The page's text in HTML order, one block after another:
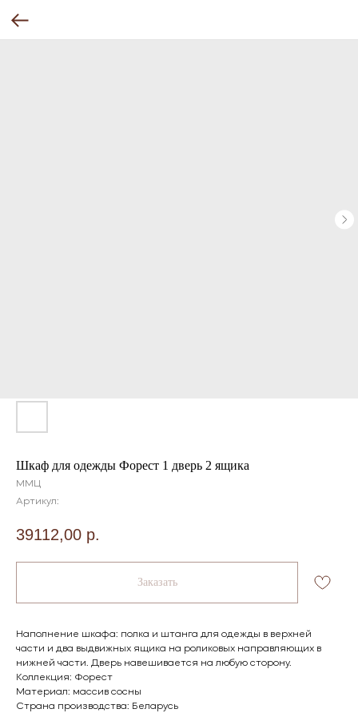
Шкаф для одежды Форест 1 дверь 2 ящика
ММЦ
Артикул:
39112,00 р.
Заказать
Наполнение шкафа: полка и штанга для одежды в верхней
части и два выдвижных ящика на роликовых направляющих в
нижней части. Дверь навешивается на любую сторону.
Коллекция: Форест
Материал: массив сосны
Страна производства: Беларусь